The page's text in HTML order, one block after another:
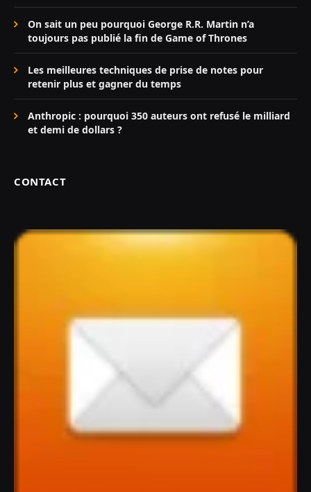
On sait un peu pourquoi George R.R. Martin n’a
toujours pas publié la fin de Game of Thrones
Les meilleures techniques de prise de notes pour
retenir plus et gagner du temps
Anthropic : pourquoi 350 auteurs ont refusé le milliard
et demi de dollars ?
CONTACT